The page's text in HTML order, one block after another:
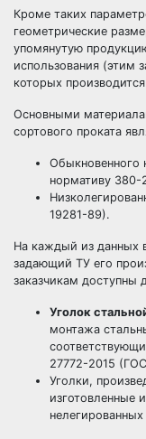
Кроме таких
геометрические
упомянутую
использования (этим
которых
Основными
сортового проката
Обыкновенного
нормативу
19281-89).
На каждый из данных
задающий ТУ его
заказчикам доступны
Уголок
монтажа
27772-2015
Уголки,
изготовленные
нелегированных